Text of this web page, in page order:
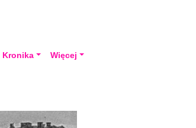
Kronika Więcej